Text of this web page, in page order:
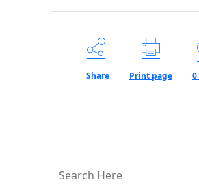
Share Print page 0